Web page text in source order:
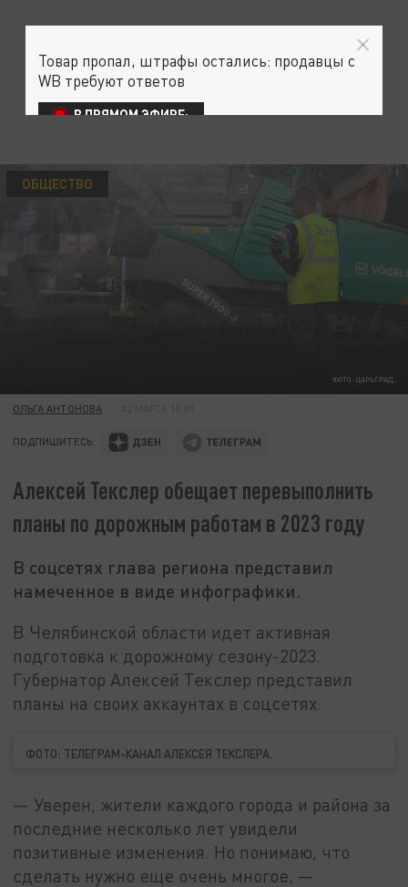
ФОТО: ЦАРЬГРАД.
ОБЩЕСТВО
ОЛЬГА АНТОНОВА
ПОДПИШИТЕСЬ:
Алексей Текслер обещает перевыполнить
планы по дорожным работам в 2023 году
В соцсетях глава региона представил
намеченное в виде инфографики.
В Челябинской области идет активная
подготовка к дорожному сезону-2023.
Губернатор Алексей Текслер представил
планы на своих аккаунтах в соцсетях.
ФОТО: ТЕЛЕГРАМ-КАНАЛ АЛЕКСЕЯ ТЕКСЛЕРА.
— Уверен, жители каждого города и района за
последние несколько лет увидели
позитивные изменения. Но понимаю, что
сделать нужно еще очень многое, —
Товар пропал, штрафы остались: продавцы с
WB требуют ответов
В ПРЯМОМ ЭФИРЕ: